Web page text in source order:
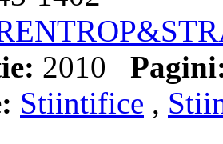
2010
Stiintifice ,